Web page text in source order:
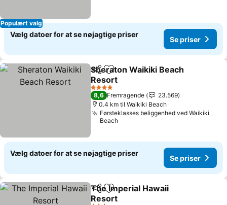
Populært valg
Vælg datoer for at se nøjagtige priser
Se priser
Del Føj til favoritter
Sheraton Waikiki Beach
Resort
4 Stjerner
8,6 Fremragende
23.569
0.4 km til Waikiki Beach
Førsteklasses beliggenhed ved Waikiki
Beach
Vælg datoer for at se nøjagtige priser
Se priser
Del Føj til favoritter
The Imperial Hawaii
Resort